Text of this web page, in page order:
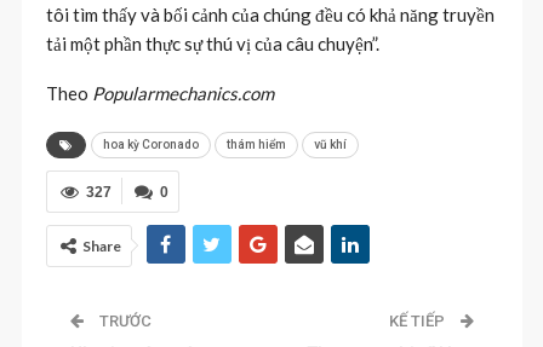
tôi tìm thấy và bối cảnh của chúng đều có khả năng truyền
tải một phần thực sự thú vị của câu chuyện”.
Theo Popularmechanics.com
hoa kỳ Coronado thám hiểm vũ khí
0
327
Share
TRƯỚC KẾ TIẾP